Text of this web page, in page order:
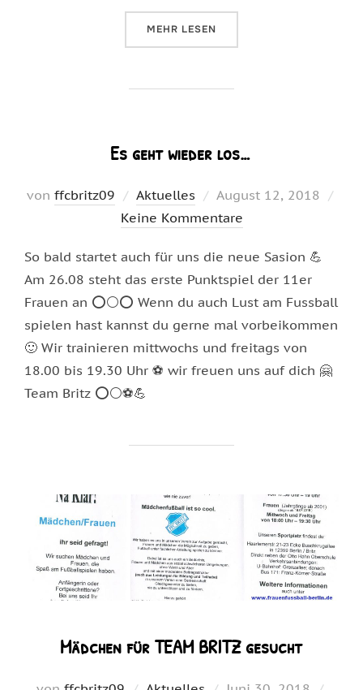
MEHR ÜBER „AUFTAKTNIEDERLAGE“
LESEN
Es geht wieder los…
von ffcbritz09 Aktuelles
Veröffentlicht
am
August 12, 2018
Keine Kommentare
So bald startet auch für uns die neue Sasion 💪
Am 26.08 steht das erste Punktspiel der 11er
Frauen an ⭕⚪⭕ Wenn du auch Lust am Fussball
spielen hast kannst du gerne mal vorbeikommen
🙂 Wir trainieren mittwochs und freitags von
18.00 bis 19.30 Uhr ⚽ wir freuen uns auf dich 🤗
Team Britz ⭕⚪⚽💪
Mädchen für TEAM BRITZ gesucht